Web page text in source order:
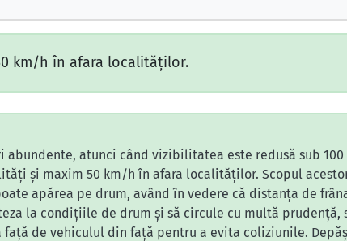
km/h în afara localităţilor.
atunci când vizibilitatea este redusă sub
și maxim 50 km/h în afara localităților. Scopul
apărea pe drum, având în vedere că distanța de
la condițiile de drum și să circule cu multă prudență,
de vehiculul din față pentru a evita coliziunile.